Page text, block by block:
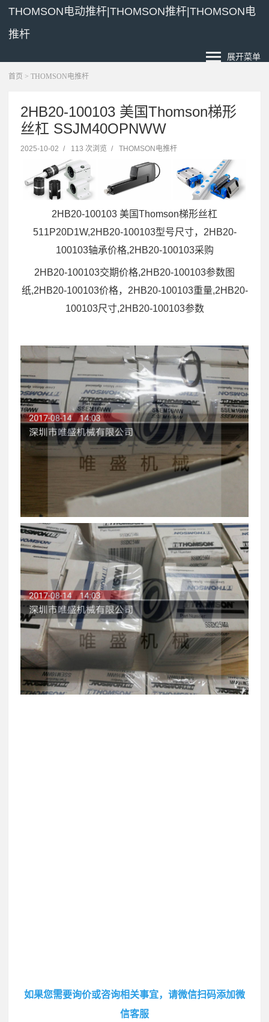
THOMSON电动推杆|THOMSON推杆|THOMSON电
推杆
展开菜单
首页 > THOMSON电推杆
2HB20-100103 美国Thomson梯形
丝杠 SSJM40OPNWW
2025-10-02 / 113 次浏览 / THOMSON电推杆
2HB20-100103 美国Thomson梯形丝杠
511P20D1W,2HB20-100103型号尺寸，2HB20-
100103轴承价格,2HB20-100103采购
2HB20-100103交期价格,2HB20-100103参数图
纸,2HB20-100103价格，2HB20-100103重量,2HB20-
100103尺寸,2HB20-100103参数
如果您需要询价或咨询相关事宜，请微信扫码添加微
信客服